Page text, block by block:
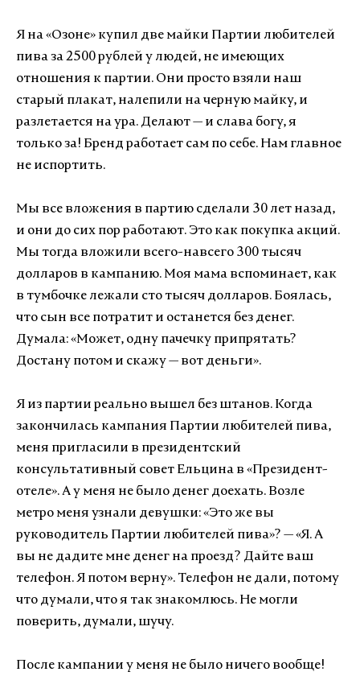
Я на «Озоне» купил две майки Партии любителей
пива за 2500 рублей у людей, не имеющих
отношения к партии. Они просто взяли наш
старый плакат, налепили на черную майку, и
разлетается на ура. Делают — и слава богу, я
только за! Бренд работает сам по себе. Нам главное
не испортить.
Мы все вложения в партию сделали 30 лет назад,
и они до сих пор работают. Это как покупка акций.
Мы тогда вложили всего-навсего 300 тысяч
долларов в кампанию. Моя мама вспоминает, как
в тумбочке лежали сто тысяч долларов. Боялась,
что сын все потратит и останется без денег.
Думала: «Может, одну пачечку припрятать?
Достану потом и скажу — вот деньги».
Я из партии реально вышел без штанов. Когда
закончилась кампания Партии любителей пива,
меня пригласили в президентский
консультативный совет Ельцина в «Президент-
отеле». А у меня не было денег доехать. Возле
метро меня узнали девушки: «Это же вы
руководитель Партии любителей пива»? — «Я. А
вы не дадите мне денег на проезд? Дайте ваш
телефон. Я потом верну». Телефон не дали, потому
что думали, что я так знакомлюсь. Не могли
поверить, думали, шучу.
После кампании у меня не было ничего вообще!